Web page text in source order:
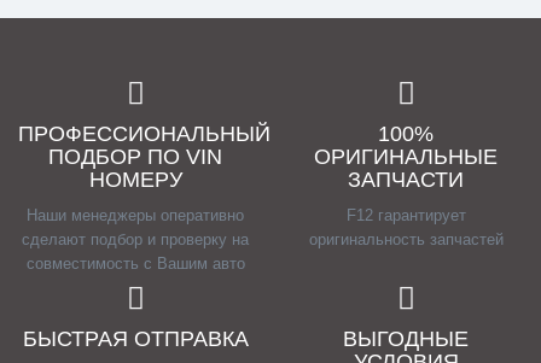
ПРОФЕССИОНАЛЬНЫЙ
ПОДБОР ПО VIN
НОМЕРУ
Наши менеджеры оперативно
сделают подбор и проверку на
совместимость с Вашим авто
100%
ОРИГИНАЛЬНЫЕ
ЗАПЧАСТИ
F12 гарантирует
оригинальность запчастей
БЫСТРАЯ ОТПРАВКА
ВЫГОДНЫЕ